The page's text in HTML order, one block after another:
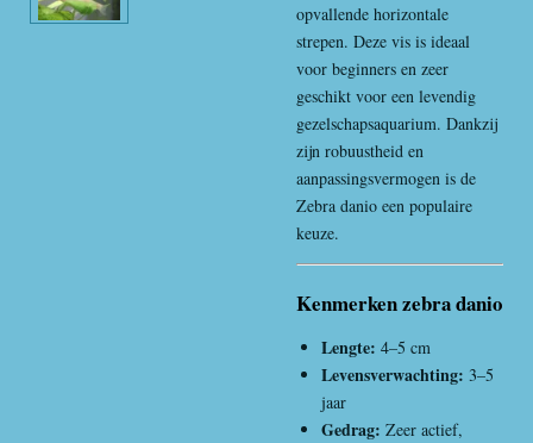
opvallende horizontale
strepen. Deze vis is ideaal
voor beginners en zeer
geschikt voor een levendig
gezelschapsaquarium. Dankzij
zijn robuustheid en
aanpassingsvermogen is de
Zebra danio een populaire
keuze.
Kenmerken zebra danio
Lengte: 4–5 cm
Levensverwachting: 3–5
jaar
Gedrag: Zeer actief,